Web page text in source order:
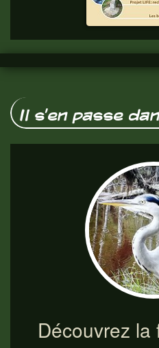
Il s'en passe
Découvrez